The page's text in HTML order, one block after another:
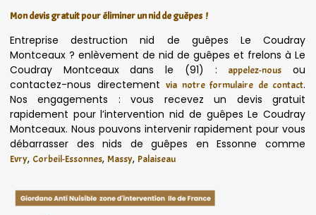
Mon devis gratuit pour éliminer un nid de guêpes !
Entreprise destruction nid de guêpes Le Coudray
Montceaux ? enlèvement de nid de guêpes et frelons à Le
Coudray Montceaux dans le (91) :
appelez-nous
ou
contactez-nous directement via notre formulaire de contact.
Nos engagements : vous recevez un devis gratuit
rapidement pour l’intervention nid de guêpes Le Coudray
Montceaux. Nous pouvons intervenir rapidement pour vous
débarrasser des nids de guêpes en Essonne comme
Evry, Corbeil-Essonnes, Massy, Palaiseau